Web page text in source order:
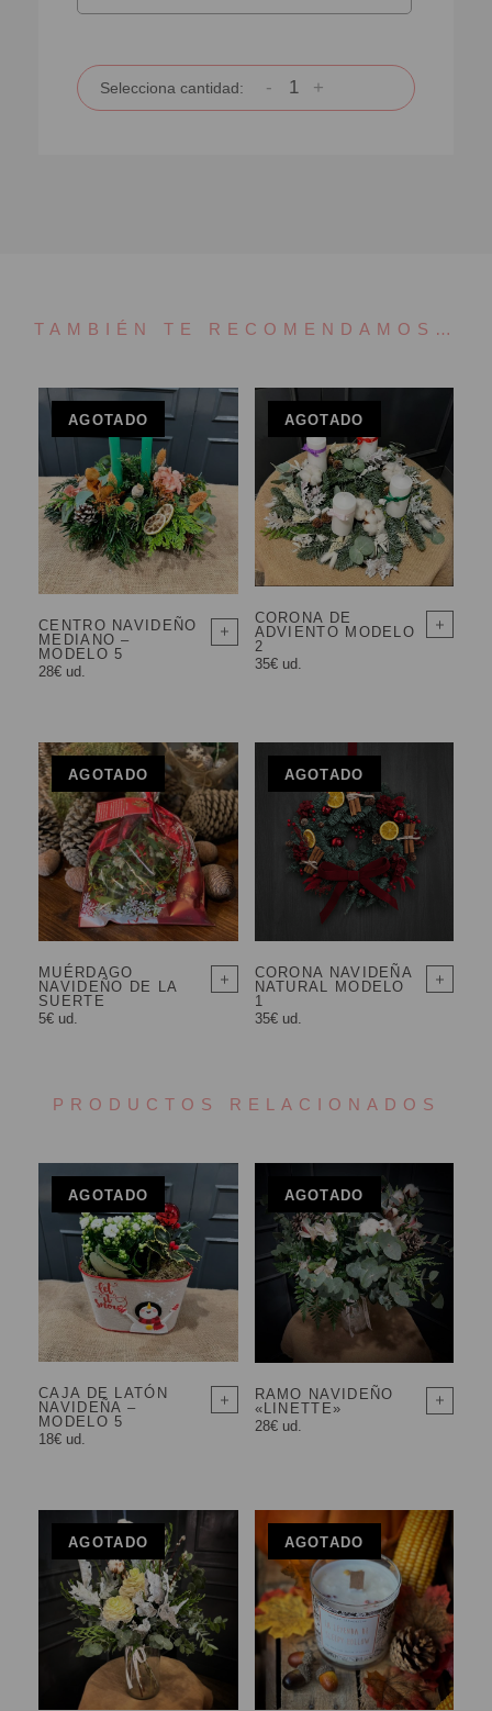
Selecciona cantidad: - +
TAMBIÉN TE RECOMENDAMOS…
AGOTADO
CENTRO NAVIDEÑO
MEDIANO –
MODELO 5
28€ ud.
AGOTADO
CORONA DE
ADVIENTO MODELO
2
35€ ud.
AGOTADO
MUÉRDAGO
NAVIDEÑO DE LA
SUERTE
5€ ud.
AGOTADO
CORONA NAVIDEÑA
NATURAL MODELO
1
35€ ud.
PRODUCTOS RELACIONADOS
AGOTADO
CAJA DE LATÓN
NAVIDEÑA –
MODELO 5
18€ ud.
AGOTADO
RAMO NAVIDEÑO
«LINETTE»
28€ ud.
AGOTADO AGOTADO